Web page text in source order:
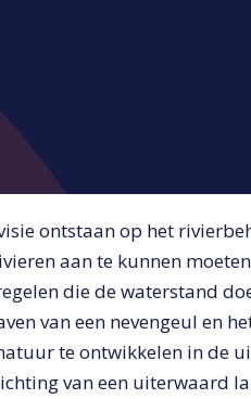
ontstaan op het
aan te kunnen
die de waterstand
van een nevengeul en
te ontwikkelen in de
van een uiterwaard